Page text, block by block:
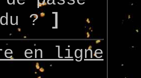
?]
en ligne